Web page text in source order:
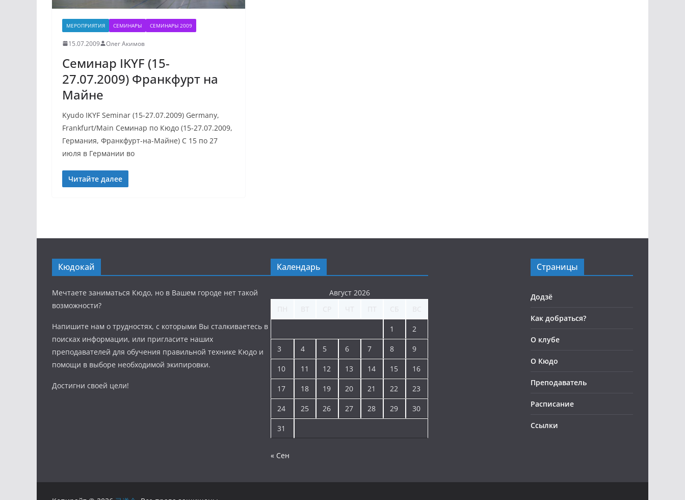
МЕРОПРИЯТИЯ СЕМИНАРЫ СЕМИНАРЫ 2009
15.07.2009 Олег Акимов
Семинар IKYF (15-
27.07.2009) Франкфурт на
Майне
Kyudo IKYF Seminar (15-27.07.2009) Germany,
Frankfurt/Main Семинар по Кюдо (15-27.07.2009,
Германия, Франкфурт-на-Майне) С 15 по 27
июля в Германии во
Читайте далее
Кюдокай
Мечтаете заниматься Кюдо, но в Вашем городе нет такой
возможности?
Напишите нам о трудностях, с которыми Вы сталкиваетесь в
поисках информации, или пригласите наших
преподавателей для обучения правильной технике Кюдо и
помощи в выборе необходимой экипировки.
Достигни своей цели!
Календарь
Август 2026
1 2
3 4 5 6 7 8 9
10 11 12 13 14 15 16
17 18 19 20 21 22 23
24 25 26 27 28 29 30
31
« Сен
Страницы
Додзё
Как добраться?
О клубе
О Кюдо
Преподаватель
Расписание
Ссылки